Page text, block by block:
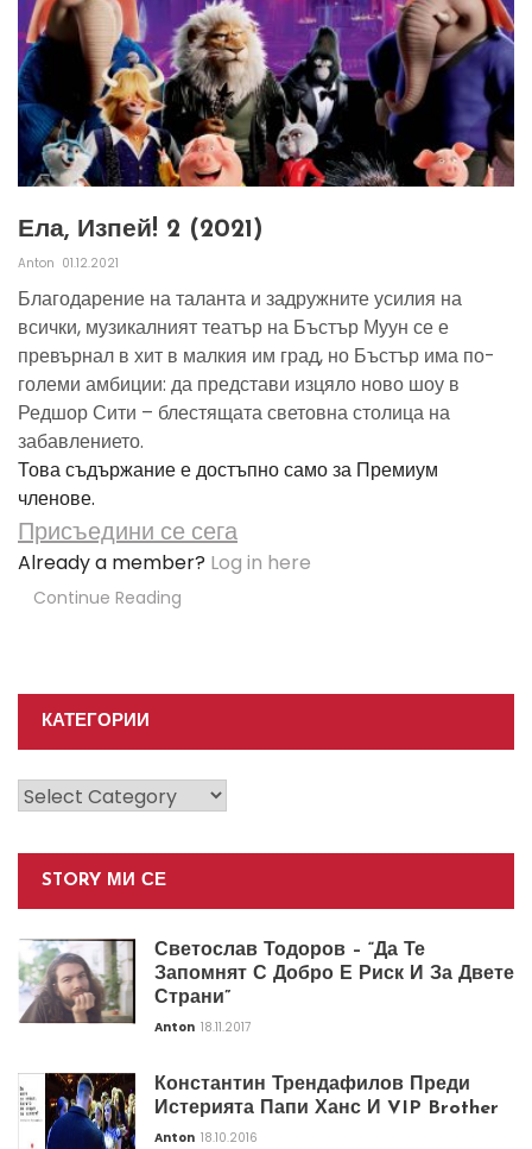
Ела, Изпей! 2 (2021)
Anton 01.12.2021
Благодарение на таланта и задружните усилия на
всички, музикалният театър на Бъстър Муун се е
превърнал в хит в малкия им град, но Бъстър има по-
големи амбиции: да представи изцяло ново шоу в
Редшор Сити – блестящата световна столица на
забавлението.
Това съдържание е достъпно само за Премиум
членове.
Присъедини се сега
Already a member? Log in here
Continue Reading
КАТЕГОРИИ
Категории
STORY МИ СЕ
Светослав Тодоров – “Да Те
Запомнят С Добро Е Риск И За Двете
Страни”
Anton 18.11.2017
Константин Трендафилов Преди
Истерията Папи Ханс И VIP Brother
Anton 18.10.2016